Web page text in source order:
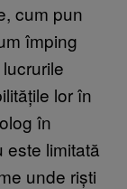
cum pun
împing
lor în
în
este limitată
unde riști